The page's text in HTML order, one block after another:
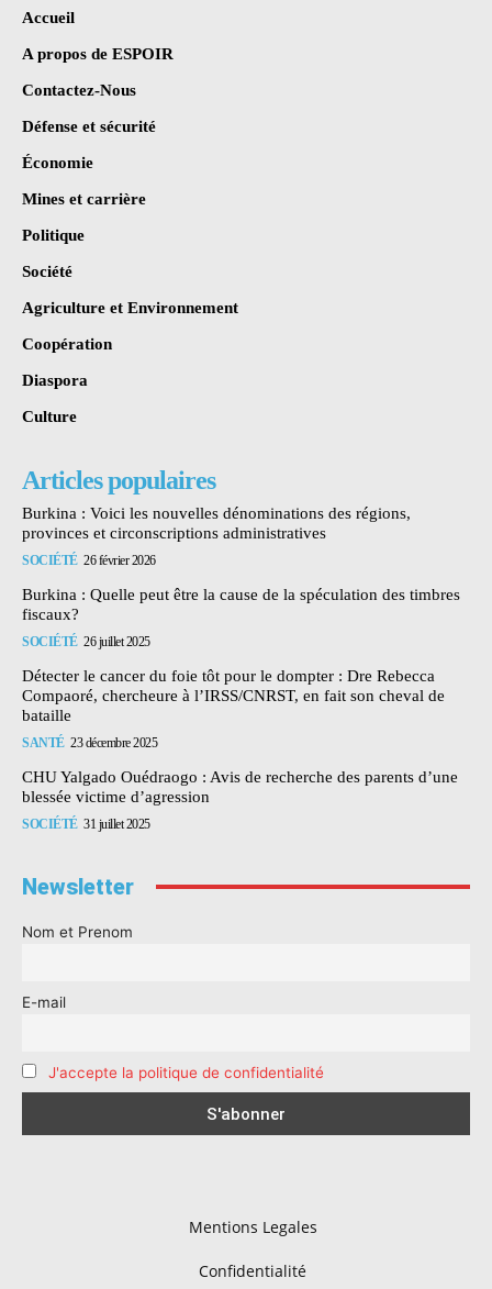
Accueil
A propos de ESPOIR
Contactez-Nous
Défense et sécurité
Économie
Mines et carrière
Politique
Société
Agriculture et Environnement
Coopération
Diaspora
Culture
Articles populaires
Burkina : Voici les nouvelles dénominations des régions,
provinces et circonscriptions administratives
SOCIÉTÉ 26 février 2026
Burkina : Quelle peut être la cause de la spéculation des timbres
fiscaux?
SOCIÉTÉ 26 juillet 2025
Détecter le cancer du foie tôt pour le dompter : Dre Rebecca
Compaoré, chercheure à l’IRSS/CNRST, en fait son cheval de
bataille
SANTÉ 23 décembre 2025
CHU Yalgado Ouédraogo : Avis de recherche des parents d’une
blessée victime d’agression
SOCIÉTÉ 31 juillet 2025
Newsletter
Nom et Prenom
E-mail
J'accepte la politique de confidentialité
Mentions Legales
Confidentialité